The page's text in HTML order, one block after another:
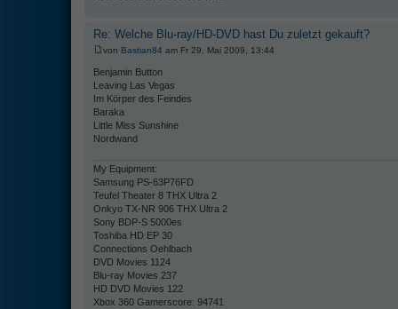
Re: Welche Blu-ray/HD-DVD hast Du zuletzt gekauft?
von Bastian84 am Fr 29. Mai 2009, 13:44
Benjamin Button
Leaving Las Vegas
Im Körper des Feindes
Baraka
Little Miss Sunshine
Nordwand
My Equipment:
Samsung PS-63P76FD
Teufel Theater 8 THX Ultra 2
Onkyo TX-NR 906 THX Ultra 2
Sony BDP-S 5000es
Toshiba HD EP 30
Connections Oehlbach
DVD Movies 1124
Blu-ray Movies 237
HD DVD Movies 122
Xbox 360 Gamerscore: 94741